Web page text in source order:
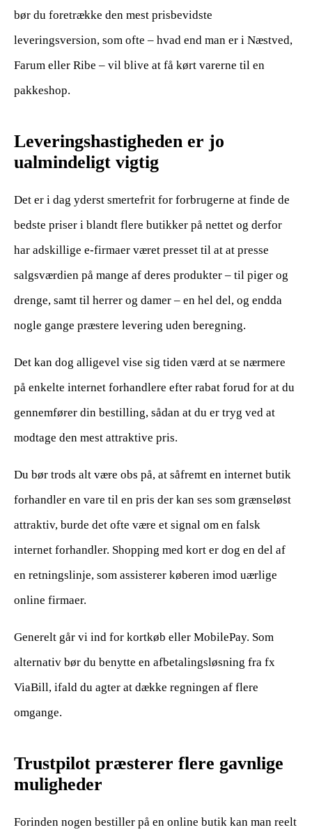
bør du foretrække den mest prisbevidste
leveringsversion, som ofte – hvad end man er i Næstved,
Farum eller Ribe – vil blive at få kørt varerne til en
pakkeshop.
Leveringshastigheden er jo
ualmindeligt vigtig
Det er i dag yderst smertefrit for forbrugerne at finde de
bedste priser i blandt flere butikker på nettet og derfor
har adskillige e-firmaer været presset til at at presse
salgsværdien på mange af deres produkter – til piger og
drenge, samt til herrer og damer – en hel del, og endda
nogle gange præstere levering uden beregning.
Det kan dog alligevel vise sig tiden værd at se nærmere
på enkelte internet forhandlere efter rabat forud for at du
gennemfører din bestilling, sådan at du er tryg ved at
modtage den mest attraktive pris.
Du bør trods alt være obs på, at såfremt en internet butik
forhandler en vare til en pris der kan ses som grænseløst
attraktiv, burde det ofte være et signal om en falsk
internet forhandler. Shopping med kort er dog en del af
en retningslinje, som assisterer køberen imod uærlige
online firmaer.
Generelt går vi ind for kortkøb eller MobilePay. Som
alternativ bør du benytte en afbetalingsløsning fra fx
ViaBill, ifald du agter at dække regningen af flere
omgange.
Trustpilot præsterer flere gavnlige
muligheder
Forinden nogen bestiller på en online butik kan man reelt